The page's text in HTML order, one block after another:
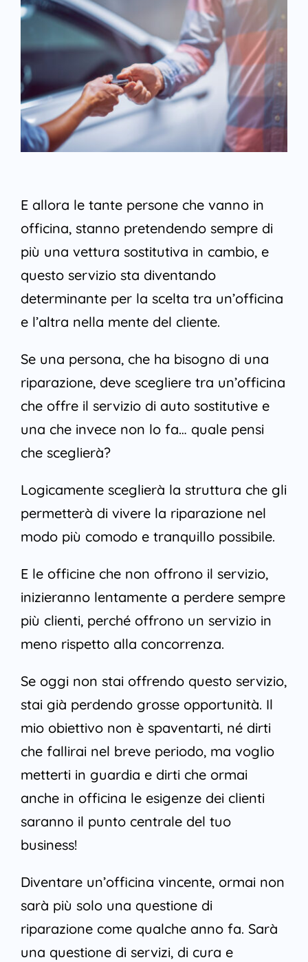
E allora le tante persone che vanno in
officina, stanno pretendendo sempre di
più una vettura sostitutiva in cambio, e
questo servizio sta diventando
determinante per la scelta tra un’officina
e l’altra nella mente del cliente.
Se una persona, che ha bisogno di una
riparazione, deve scegliere tra un’officina
che offre il servizio di auto sostitutive e
una che invece non lo fa… quale pensi
che sceglierà?
Logicamente sceglierà la struttura che gli
permetterà di vivere la riparazione nel
modo più comodo e tranquillo possibile.
E le officine che non offrono il servizio,
inizieranno lentamente a perdere sempre
più clienti, perché offrono un servizio in
meno rispetto alla concorrenza.
Se oggi non stai offrendo questo servizio,
stai già perdendo grosse opportunità. Il
mio obiettivo non è spaventarti, né dirti
che fallirai nel breve periodo, ma voglio
metterti in guardia e dirti che ormai
anche in officina le esigenze dei clienti
saranno il punto centrale del tuo
business!
Diventare un’officina vincente, ormai non
sarà più solo una questione di
riparazione come qualche anno fa. Sarà
una questione di servizi, di cura e